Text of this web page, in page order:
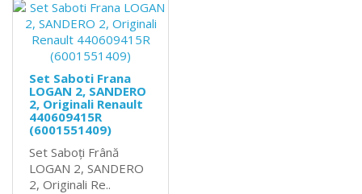
Set Saboti Frana
LOGAN 2, SANDERO
2, Originali Renault
440609415R
(6001551409)
Set Saboți Frână
LOGAN 2, SANDERO
2, Originali Re..